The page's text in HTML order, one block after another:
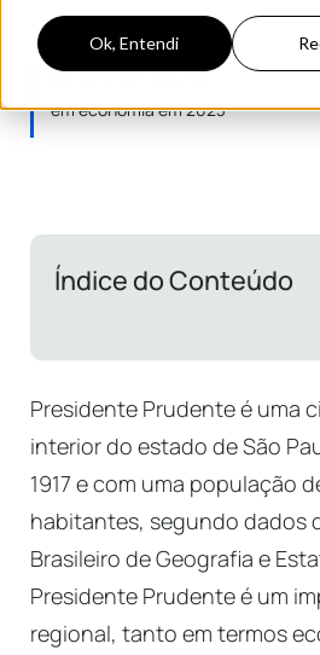
Ok, Entendi
R$ 18.898.416,95
em economia em 2023
Índice do Conteúdo
Presidente Prudente é uma
interior do estado de São
1917 e com uma população
habitantes, segundo dados
Brasileiro de Geografia e
Presidente Prudente é um
regional, tanto em termos